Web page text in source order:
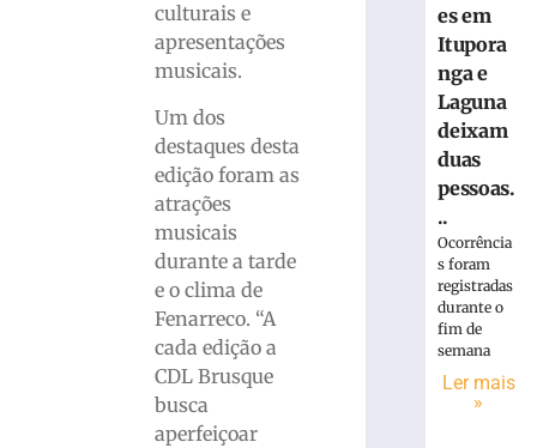
culturais e
apresentações
musicais.
Um dos
destaques desta
edição foram as
atrações
musicais
durante a tarde
e o clima de
Fenarreco. “A
cada edição a
CDL Brusque
busca
aperfeiçoar
mais
Após
tornados,
Piter
Scheuer
apenas
início
es em
Itupora
nga e
Laguna
deixam
duas
pessoas.
..
Ocorrência
s foram
registradas
durante o
fim de
semana
Ler mais
»